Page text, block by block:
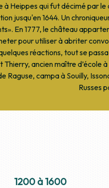
Heippes qui fut décimé par le
jusqu'en 1644. Un
En 1777, le château
pour utiliser à abriter
réactions, tout se
ancien maître d’école
Raguse, campa à Souilly,
Russes